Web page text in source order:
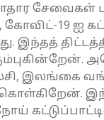
சேவைகள்
19 ஐ
இந்தத்
வங்கி,